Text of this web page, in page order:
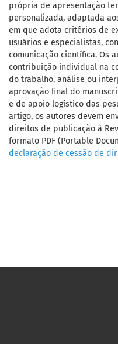
própria de apresentação
personalizada, adaptada
em que adota critérios de
usuários e especialistas,
comunicação científica. Os
contribuição individual na
do trabalho, análise ou
aprovação final do
e de apoio logístico das
artigo, os autores devem
direitos de publicação à
formato PDF (Portable
declaração de cessão de